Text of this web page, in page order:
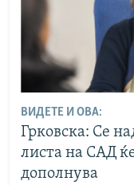
ВИДЕТЕ И ОВА:
Грковска: Се
листа на САД
дополнува